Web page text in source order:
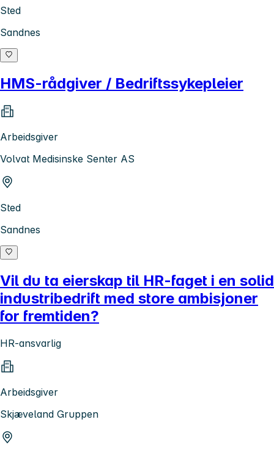
Sted
Sandnes
HMS-rådgiver / Bedriftssykepleier
Arbeidsgiver
Volvat Medisinske Senter AS
Sted
Sandnes
Vil du ta eierskap til HR-faget i en solid
industribedrift med store ambisjoner
for fremtiden?
HR-ansvarlig
Arbeidsgiver
Skjæveland Gruppen